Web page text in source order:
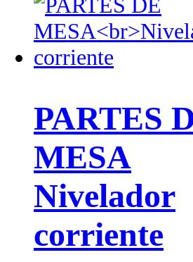
PARTES
MESA
Nivelador
corriente